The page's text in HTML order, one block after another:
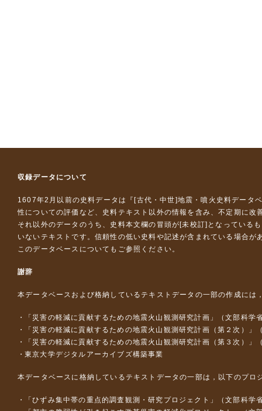
収録データについて
1607年2月以前の史料データは『 [古代・中世]地震・噴火史料データ
性についての評価など、史料テキスト以外の情報を含み、不定期に改
それ以外のデータのうち、史料本文欄の冒頭が[未校訂]となっている
いないテキストです。信頼性の低い史料や記述が含まれている場合が
このデータベースについて もご参照ください。
謝辞
本データベースおよび格納しているテキストデータの一部の作成には
「災害の軽減に貢献するための地震火山観測研究計画」（文部科学
「災害の軽減に貢献するための地震火山観測研究計画（第２次）」
「災害の軽減に貢献するための地震火山観測研究計画（第３次）」
東京大学デジタルアーカイブズ構築事業
本データベースに格納しているテキストデータの一部は，以下のプロ
「ひずみ集中帯の重点的調査観測・研究プロジェクト」（文部科